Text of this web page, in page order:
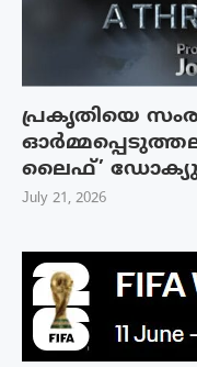
പ്രകൃതിയെ
ലൈഫ്’
July 21, 2026